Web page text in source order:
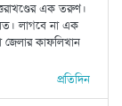
এক তরুণ।
লাগবে না এক
জেলার কাফলিখান
প্রতিদিন